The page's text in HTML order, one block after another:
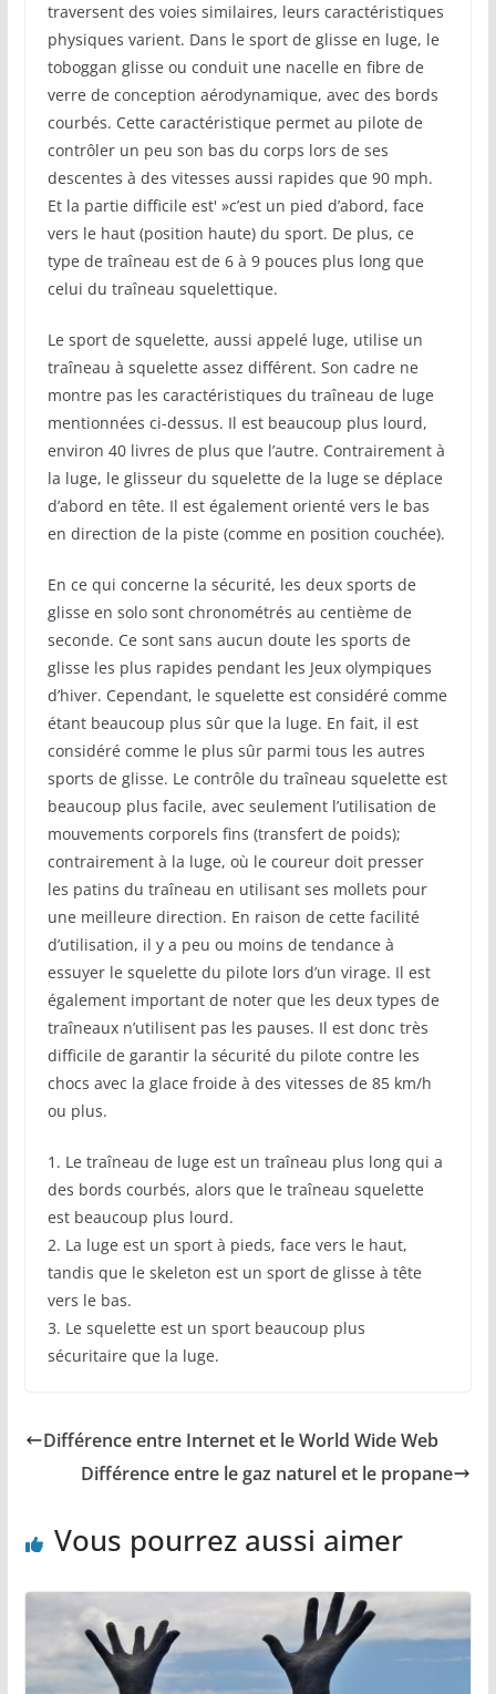
traversent des voies similaires, leurs caractéristiques
physiques varient. Dans le sport de glisse en luge, le
toboggan glisse ou conduit une nacelle en fibre de
verre de conception aérodynamique, avec des bords
courbés. Cette caractéristique permet au pilote de
contrôler un peu son bas du corps lors de ses
descentes à des vitesses aussi rapides que 90 mph.
Et la partie difficile est' »c’est un pied d’abord, face
vers le haut (position haute) du sport. De plus, ce
type de traîneau est de 6 à 9 pouces plus long que
celui du traîneau squelettique.
Le sport de squelette, aussi appelé luge, utilise un
traîneau à squelette assez différent. Son cadre ne
montre pas les caractéristiques du traîneau de luge
mentionnées ci-dessus. Il est beaucoup plus lourd,
environ 40 livres de plus que l’autre. Contrairement à
la luge, le glisseur du squelette de la luge se déplace
d’abord en tête. Il est également orienté vers le bas
en direction de la piste (comme en position couchée).
En ce qui concerne la sécurité, les deux sports de
glisse en solo sont chronométrés au centième de
seconde. Ce sont sans aucun doute les sports de
glisse les plus rapides pendant les Jeux olympiques
d’hiver. Cependant, le squelette est considéré comme
étant beaucoup plus sûr que la luge. En fait, il est
considéré comme le plus sûr parmi tous les autres
sports de glisse. Le contrôle du traîneau squelette est
beaucoup plus facile, avec seulement l’utilisation de
mouvements corporels fins (transfert de poids);
contrairement à la luge, où le coureur doit presser
les patins du traîneau en utilisant ses mollets pour
une meilleure direction. En raison de cette facilité
d’utilisation, il y a peu ou moins de tendance à
essuyer le squelette du pilote lors d’un virage. Il est
également important de noter que les deux types de
traîneaux n’utilisent pas les pauses. Il est donc très
difficile de garantir la sécurité du pilote contre les
chocs avec la glace froide à des vitesses de 85 km/h
ou plus.
1. Le traîneau de luge est un traîneau plus long qui a
des bords courbés, alors que le traîneau squelette
est beaucoup plus lourd.
2. La luge est un sport à pieds, face vers le haut,
tandis que le skeleton est un sport de glisse à tête
vers le bas.
3. Le squelette est un sport beaucoup plus
sécuritaire que la luge.
Différence entre Internet et le World Wide Web
Différence entre le gaz naturel et le propane
Vous pourrez aussi aimer